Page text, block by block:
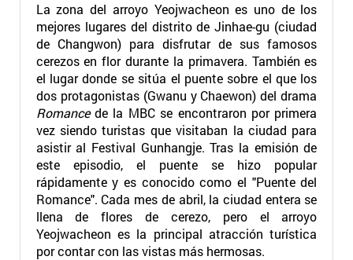
La zona del arroyo Yeojwacheon es uno de los
mejores lugares del distrito de Jinhae-gu (ciudad
de Changwon) para disfrutar de sus famosos
cerezos en flor durante la primavera. También es
el lugar donde se sitúa el puente sobre el que los
dos protagonistas (Gwanu y Chaewon) del drama
Romancede la MBC se encontraron por primera
vez siendo turistas que visitaban la ciudad para
asistir al Festival Gunhangje. Tras la emisión de
este episodio, el puente se hizo popular
rápidamente y es conocido como el "Puente del
Romance". Cada mes de abril, la ciudad entera se
llena de flores de cerezo, pero el arroyo
Yeojwacheon es la principal atracción turística
por contar con las vistas más hermosas.